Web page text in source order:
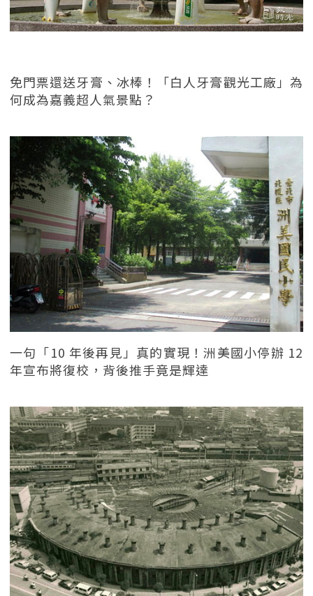
免門票還送牙膏、冰棒！「白人牙膏觀光工廠」為
何成為嘉義超人氣景點？
一句「10 年後再見」真的實現！洲美國小停辦 12
年宣布將復校，背後推手竟是輝達